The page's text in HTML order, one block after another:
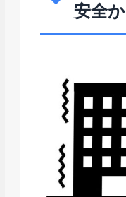
安全か